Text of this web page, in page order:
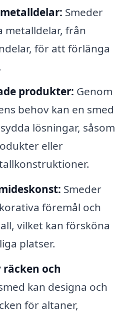
Smeder
metalldelar, från
för att förlänga
produkter: Genom
behov kan en smed
lösningar, såsom
eller
Smeder
föremål och
vilket kan försköna
platser.
och
kan designa och
för altaner,